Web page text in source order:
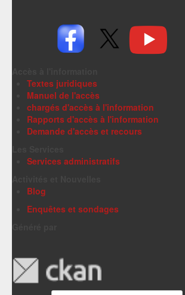
Textes juridiques
Manuel de l'accès
chargés d'accès à l'information
Rapports d'accès à l'information
Demande d'accès et recours
Services administratifs
Blog
Enquêtes et sondages